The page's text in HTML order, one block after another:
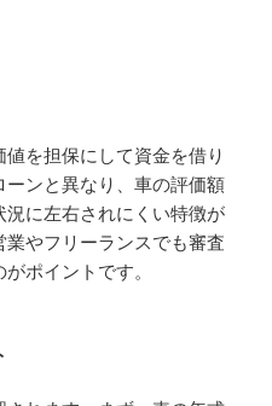
を担保にして資金を借り
ンと異なり、車の評価額
に左右されにくい特徴が
やフリーランスでも審査
ポイントです。